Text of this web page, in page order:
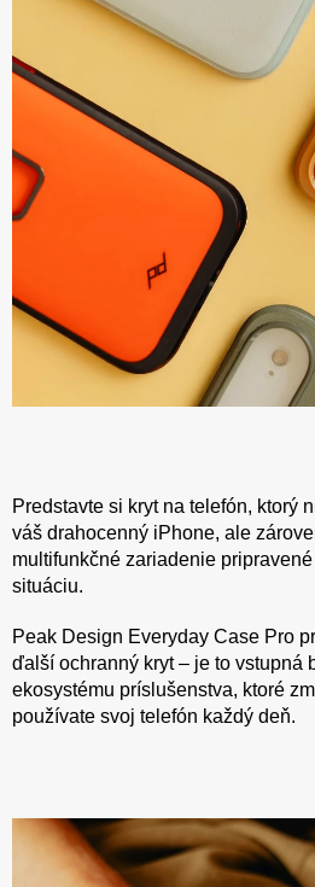
Predstavte si kryt na telefón, ktorý
váš drahocenný iPhone, ale
multifunkčné zariadenie
situáciu.
Peak Design Everyday Case Pro
ďalší ochranný kryt – je to vstupná
ekosystému príslušenstva, ktoré
používate svoj telefón každý deň.